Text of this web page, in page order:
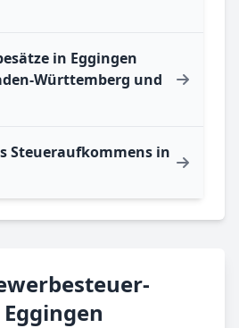
in Eggingen
Württemberg und
Steueraufkommens in